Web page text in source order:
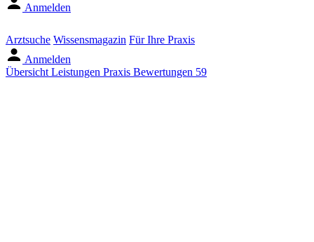
Anmelden
Arztsuche Wissensmagazin Für Ihre Praxis
Anmelden
Übersicht Leistungen Praxis Bewertungen 59